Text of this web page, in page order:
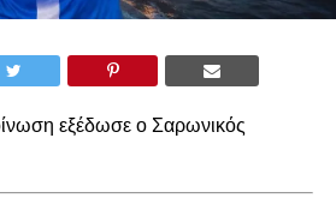
εξέδωσε ο Σαρωνικός